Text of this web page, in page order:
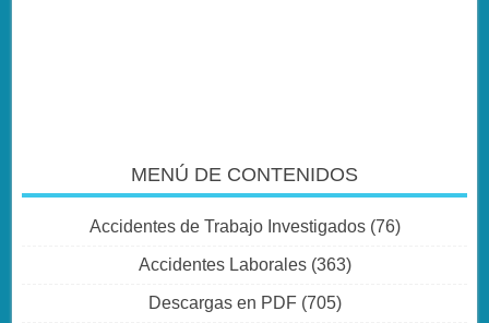
MENÚ DE CONTENIDOS
Accidentes de Trabajo Investigados(76)
Accidentes Laborales(363)
Descargas en PDF(705)